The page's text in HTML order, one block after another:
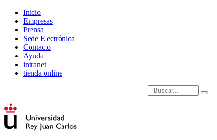
Inicio
Empresas
Prensa
Sede Electrónica
Contacto
Ayuda
intranet
tienda online
Introduce términos de